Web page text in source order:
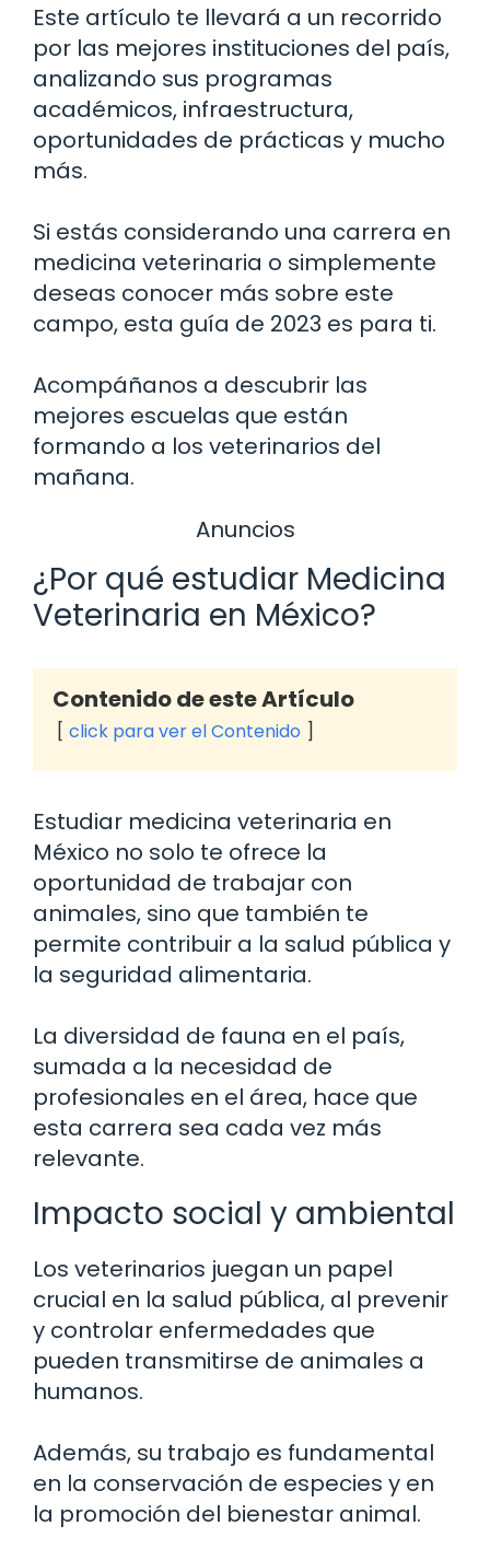
Este artículo te llevará a un recorrido
por las mejores instituciones del país,
analizando sus programas
académicos, infraestructura,
oportunidades de prácticas y mucho
más.
Si estás considerando una carrera en
medicina veterinaria o simplemente
deseas conocer más sobre este
campo, esta guía de 2023 es para ti.
Acompáñanos a descubrir las
mejores escuelas que están
formando a los veterinarios del
mañana.
Anuncios
¿Por qué estudiar Medicina
Veterinaria en México?
Contenido de este Artículo
click para ver el Contenido
Estudiar medicina veterinaria en
México no solo te ofrece la
oportunidad de trabajar con
animales, sino que también te
permite contribuir a la salud pública y
la seguridad alimentaria.
La diversidad de fauna en el país,
sumada a la necesidad de
profesionales en el área, hace que
esta carrera sea cada vez más
relevante.
Impacto social y ambiental
Los veterinarios juegan un papel
crucial en la salud pública, al prevenir
y controlar enfermedades que
pueden transmitirse de animales a
humanos.
Además, su trabajo es fundamental
en la conservación de especies y en
la promoción del bienestar animal.